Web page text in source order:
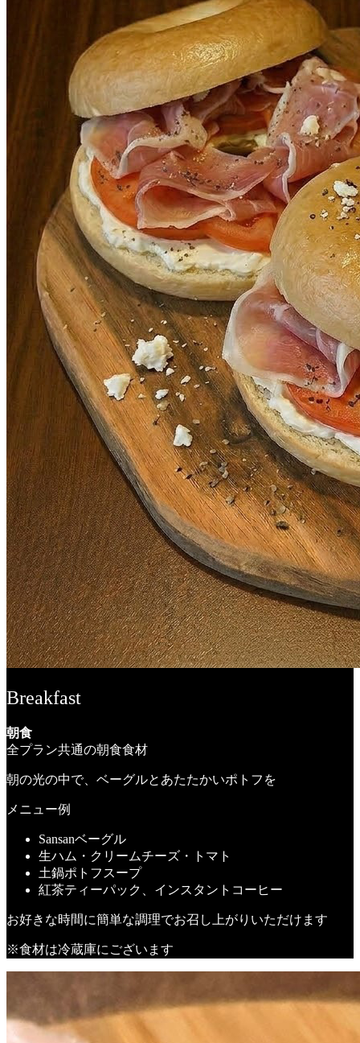
Breakfast
朝食
全プラン共通の朝食食材
朝の光の中で、ベーグルとあたたかいポトフを
メニュー例
Sansanベーグル
生ハム・クリームチーズ・トマト
土鍋ポトフスープ
紅茶ティーパック、インスタントコーヒー
お好きな時間に簡単な調理でお召し上がりいただけます
※食材は冷蔵庫にございます